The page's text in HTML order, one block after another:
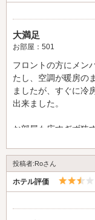
大満足
お部屋：501
フロントの方にメン
たし、空調が暖房の
ましたが、すぐに冷
出来ました。
お部屋も広すぎず狭
お掃除も綺麗にされ
また、利用させてい
ありがとうございまし
投稿者:Roさん
ホテル評価